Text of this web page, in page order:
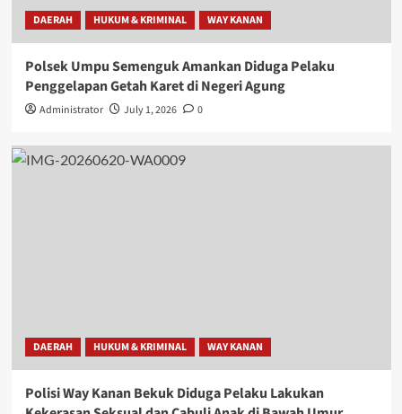
DAERAH HUKUM & KRIMINAL WAY KANAN
Polsek Umpu Semenguk Amankan Diduga Pelaku
Penggelapan Getah Karet di Negeri Agung
Administrator July 1, 2026 0
DAERAH HUKUM & KRIMINAL WAY KANAN
Polisi Way Kanan Bekuk Diduga Pelaku Lakukan